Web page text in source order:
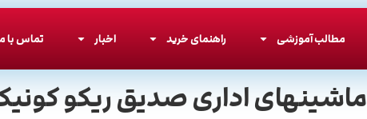
مطالب آموزشی راهنمای خرید اخبار تماس با
ماشینهای اداری صدیق ریکو